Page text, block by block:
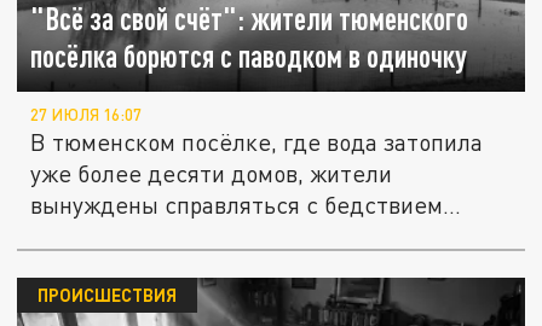
"Всё за свой счёт": жители тюменского
посёлка борются с паводком в одиночку
27 ИЮЛЯ 16:07
В тюменском посёлке, где вода затопила
уже более десяти домов, жители
вынуждены справляться с бедствием...
ПРОИСШЕСТВИЯ